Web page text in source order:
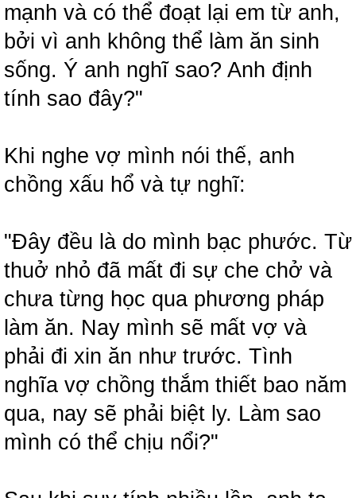
mạnh và có thể đoạt lại em từ anh,
bởi vì anh không thể làm ăn sinh
sống. Ý anh nghĩ sao? Anh định
tính sao đây?"
Khi nghe vợ mình nói thế, anh
chồng xấu hổ và tự nghĩ:
"Đây đều là do mình bạc phước. Từ
thuở nhỏ đã mất đi sự che chở và
chưa từng học qua phương pháp
làm ăn. Nay mình sẽ mất vợ và
phải đi xin ăn như trước. Tình
nghĩa vợ chồng thắm thiết bao năm
qua, nay sẽ phải biệt ly. Làm sao
mình có thể chịu nổi?"